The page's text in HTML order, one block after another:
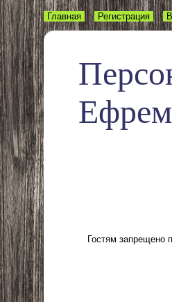
Главная Регистрация
Гостям запрещено